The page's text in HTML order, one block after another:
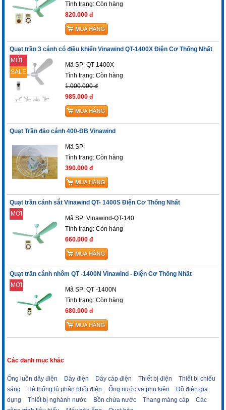
Tình trạng:Còn hàng
820.000 đ
Quạt trần 3 cánh có điều khiển Vinawind QT-1400X Điện Cơ Thống Nhất
MỚI
SALE
Mã SP: QT 1400X
Tình trạng:Còn hàng
1.000.000 đ
985.000 đ
Quạt Trần đảo cánh 400-ĐB Vinawind
Mã SP:
Tình trạng:Còn hàng
390.000 đ
Quạt trần cánh sắt Vinawind QT- 1400S Điện Cơ Thống Nhất
MỚI
Mã SP: Vinawind-QT-140
Tình trạng:Còn hàng
660.000 đ
Quạt trần cánh nhôm QT -1400N Vinawind - Điện Cơ Thống Nhất
MỚI
Mã SP: QT -1400N
Tình trạng:Còn hàng
680.000 đ
Các danh mục khác
Ống luồn dây điện Dây điện Dây cáp điện Thiết bị điện
Thiết bị chiếu
sáng
Hệ thống tủ phân phối điện Ống nước và phụ kiện
Đồ điện gia
dụng
Thiết bị nghành nước Bồn chứa nước Thang máng cáp
Các